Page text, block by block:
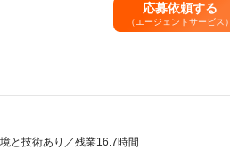
応募依頼する
（エージェントサービス）
と技術あり／残業16.7時間